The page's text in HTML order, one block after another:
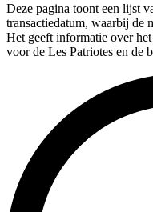
Deze pagina toont een lijst
transactiedatum, waarbij de
Het geeft informatie over
voor de Les Patriotes en de